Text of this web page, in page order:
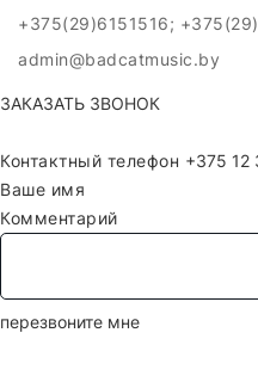
+375(29)6151516;
admin@badcatmusic.by
ЗАКАЗАТЬ ЗВОНОК
Контактный телефон
Ваше имя
Комментарий
перезвоните мне